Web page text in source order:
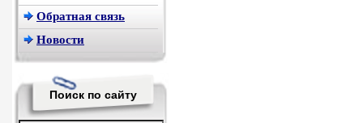
Обратная связь
Новости
Поиск по сайту